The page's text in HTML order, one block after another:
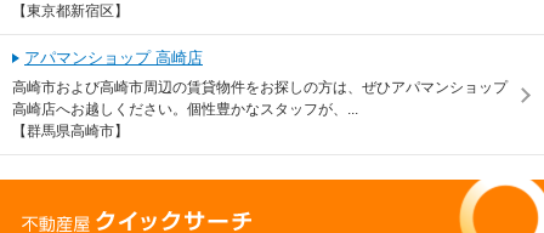
【東京都新宿区】
アパマンショップ 高崎店
高崎市および高崎市周辺の賃貸物件をお探しの方は、ぜひアパマンショップ
高崎店へお越しください。個性豊かなスタッフが、...
【群馬県高崎市】